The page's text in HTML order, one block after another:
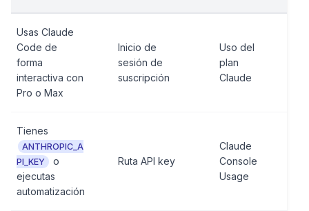
Usas Claude
Code de
forma
interactiva con
Pro o Max
Inicio de
sesión de
suscripción
Uso del
plan
Claude
Tienes
ANTHROPIC_A
PI_KEY
o
ejecutas
automatización
Ruta API key
Claude
Console
Usage